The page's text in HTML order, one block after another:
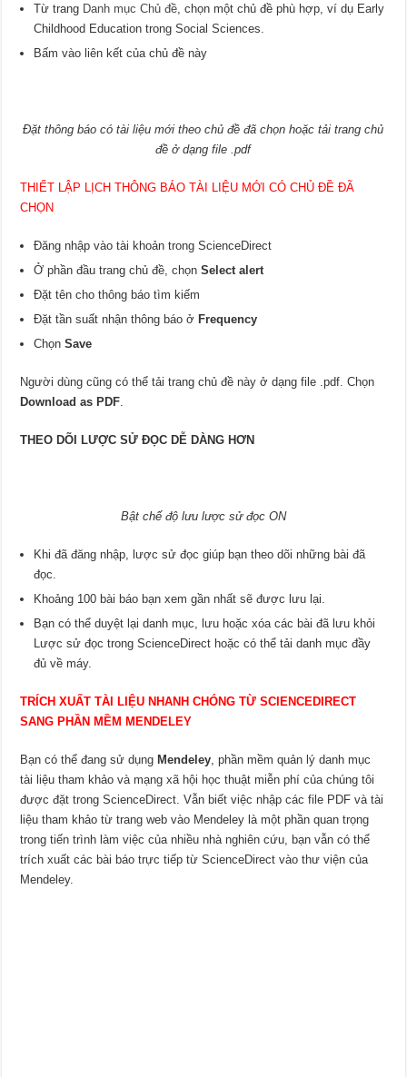
Từ trang Danh mục Chủ đề , chọn một chủ đề phù hợp, ví dụ Early
Childhood Education trong Social Sciences.
Bấm vào liên kết của chủ đề này
Đặt thông báo có tài liệu mới theo chủ đề đã chọn hoặc tải trang chủ
đề ở dạng file .pdf
THIẾT LẬP LỊCH THÔNG BÁO TÀI LIỆU MỚI CÓ CHỦ ĐỀ ĐÃ
CHỌN
Đăng nhập vào tài khoản trong ScienceDirect
Ở phần đầu trang chủ đề, chọnSelect alert
Đặt tên cho thông báo tìm kiếm
Đặt tần suất nhận thông báo ởFrequency
ChọnSave
Người dùng cũng có thể tải trang chủ đề này ở dạng file .pdf. Chọn
Download as PDF
THEO DÕI LƯỢC SỬ ĐỌC DỄ DÀNG HƠN
Bật chế độ lưu lược sử đọc ON
Khi đã đăng nhập, lược sử đọc giúp bạn theo dõi những bài đã
đọc.
Khoảng 100 bài báo bạn xem gần nhất sẽ được lưu lại.
Bạn có thể duyệt lại danh mục, lưu hoặc xóa các bài đã lưu khỏi
Lược sử đọc trong ScienceDirect hoặc có thể tải danh mục đầy
đủ về máy.
TRÍCH XUẤT TÀI LIỆU NHANH CHÓNG TỪ SCIENCEDIRECT
SANG PHẦN MỀM MENDELEY
Bạn có thể đang sử dụngMendeley , phần mềm quản lý danh mục
tài liệu tham khảo và mạng xã hội học thuật miễn phí của chúng tôi
được đặt trong ScienceDirect. Vẫn biết việc nhập các file PDF và tài
liệu tham khảo từ trang web vào Mendeley là một phần quan trọng
trong tiến trình làm việc của nhiều nhà nghiên cứu, bạn vẫn có thể
trích xuất các bài báo trực tiếp từ ScienceDirect vào thư viện của
Mendeley.